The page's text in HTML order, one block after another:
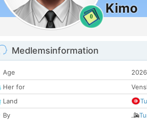
0
Kimo
Medlemsinformation
Age
Her for
Land
By